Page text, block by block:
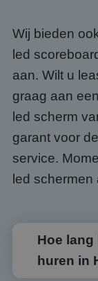
Wij bieden
led
aan. Wilt u
graag aan
led scherm
garant voor
service.
led schermen
Hoe lang
huren in